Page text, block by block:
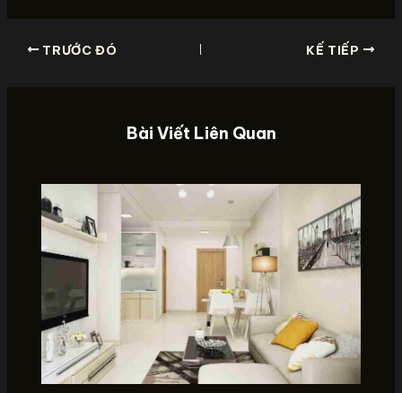
TRƯỚC ĐÓ KẾ TIẾP
Bài Viết Liên Quan